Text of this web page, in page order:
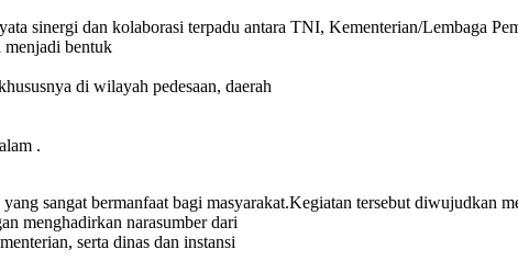
sinergi dan kolaborasi terpadu antara TNI, Kementerian/Lembaga
menjadi bentuk
di wilayah pedesaan, daerah
.
sangat bermanfaat bagi masyarakat.Kegiatan tersebut diwujudkan
menghadirkan narasumber dari
serta dinas dan instansi